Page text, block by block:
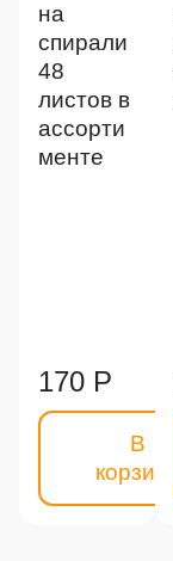
на
спирали
48
листов в
ассорти
менте
170 Р
В
корзину